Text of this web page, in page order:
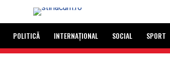
POLITICĂ INTERNAȚIONAL SOCIAL SPORT